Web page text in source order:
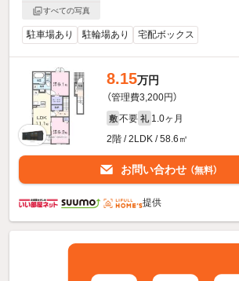
すべての写真
駐車場あり 駐輪場あり 宅配ボックス
8.15万円
（管理費3,200円）
敷 不要 礼 1.0ヶ月
2階 / 2LDK / 58.6㎡
お問い合わせ （無料）
提供